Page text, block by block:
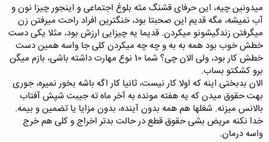
میدونین چیه، این حرفای قشنگ مثه بلوغ اجتماعی و اینجور چیزا نون و
آب نمیشه، مگه قدیم این صحبتا بود، خنگترین افراد راحت میرفتن زن
میگرفتن زندگیشونو میکردن. قدیما یه چیزایی ارزش بود، مثلا یکی دست
خطش خوب بود همه به به و چه چه میکردن کلی جا واسه همین دست
خطش کار بود، ولی الان چی؟ شما 10 نوع مهارت داشته باشی، بازم میگن
برو کشکتو بساب.
الان بدبختی اینه که اولا کار نیست، ثانیا کار اگه باشه بخور نمیره، جوری
بهت حقوق میدن که یه هفته مونده به آخر ماه ته جیبت شپش آفتاب
بالانس میزنه. شغلها هم همه بدون آینده، بدون مزایا یا تضمین و بیمه.
خدا نکنه مریض بشی حقوق قطع در حالت بدتر اخراج و کلی هم خرج
واسه درمان.